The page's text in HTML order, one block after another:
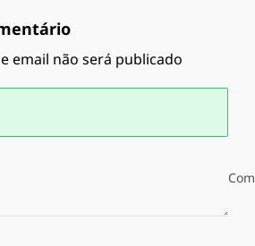
email não será publicado